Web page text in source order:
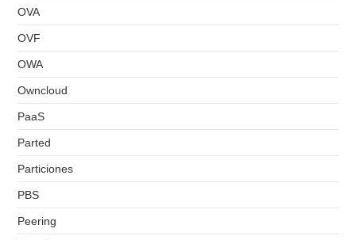
OVA
OVF
OWA
Owncloud
PaaS
Parted
Particiones
PBS
Peering